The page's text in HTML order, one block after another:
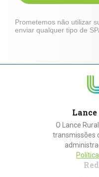
Prometemos não utilizar
enviar qualquer tipo de
Lance
O Lance
transmissões